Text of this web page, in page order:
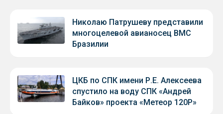
Николаю Патрушеву представили
многоцелевой авианосец ВМС
Бразилии
ЦКБ по СПК имени Р.Е. Алексеева
спустило на воду СПК «Андрей
Байков» проекта «Метеор 120Р»